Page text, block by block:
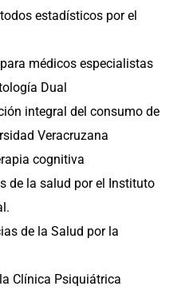
estadísticos por el
médicos especialistas
Dual
integral del consumo de
Veracruzana
cognitiva
de la salud por el Instituto
de la Salud por la
Clínica Psiquiátrica